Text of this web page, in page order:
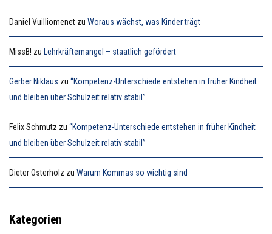
Daniel Vuilliomenet zu Woraus wächst, was Kinder trägt
MissB! zu Lehrkräftemangel – staatlich gefördert
Gerber Niklaus zu “Kompetenz-Unterschiede entstehen in früher Kindheit
und bleiben über Schulzeit relativ stabil”
Felix Schmutz zu “Kompetenz-Unterschiede entstehen in früher Kindheit
und bleiben über Schulzeit relativ stabil”
Dieter Osterholz zu Warum Kommas so wichtig sind
Kategorien